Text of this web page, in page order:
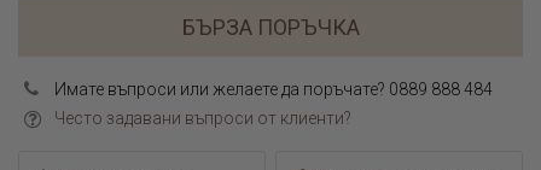
БЪРЗА ПОРЪЧКА
Имате въпроси или желаете да поръчате? 0889 888 484
Често задавани въпроси от клиенти?